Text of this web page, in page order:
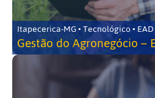
Itapecerica-MG • Tecnológico • EAD
Gestão do Agronegócio –